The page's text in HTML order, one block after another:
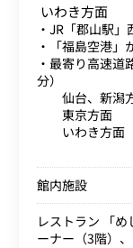
いわき方面
・JR「郡山駅
・「福島空港
・最寄り高速道
分）
仙台、新潟方
東京方面
いわき方面
館内施設
レストラン 「
ーナー（3階）